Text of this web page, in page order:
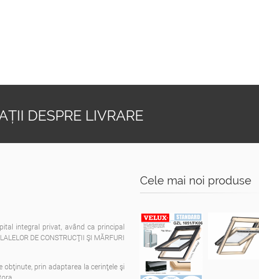
DESPRE LIVRARE
integral privat, având ca principal
DE CONSTRUCŢII ŞI MĂRFURI
obţinute, prin adaptarea la cerinţele şi
Cele mai noi produse